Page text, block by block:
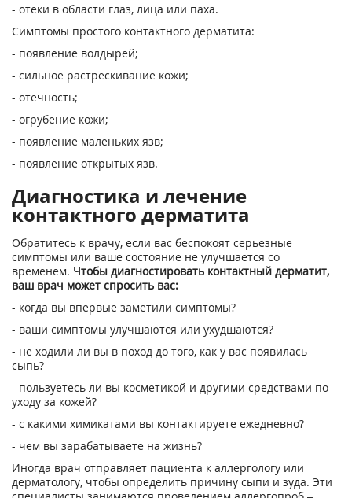
- отеки в области глаз, лица или паха.
Симптомы простого контактного дерматита:
- появление волдырей;
- сильное растрескивание кожи;
- отечность;
- огрубение кожи;
- появление маленьких язв;
- появление открытых язв.
Диагностика и лечение
контактного дерматита
Обратитесь к врачу, если вас беспокоят серьезные
симптомы или ваше состояние не улучшается со
временем. Чтобы диагностировать контактный дерматит,
ваш врач может спросить вас:
- когда вы впервые заметили симптомы?
- ваши симптомы улучшаются или ухудшаются?
- не ходили ли вы в поход до того, как у вас появилась
сыпь?
- пользуетесь ли вы косметикой и другими средствами по
уходу за кожей?
- с какими химикатами вы контактируете ежедневно?
- чем вы зарабатываете на жизнь?
Иногда врач отправляет пациента к аллергологу или
дерматологу, чтобы определить причину сыпи и зуда. Эти